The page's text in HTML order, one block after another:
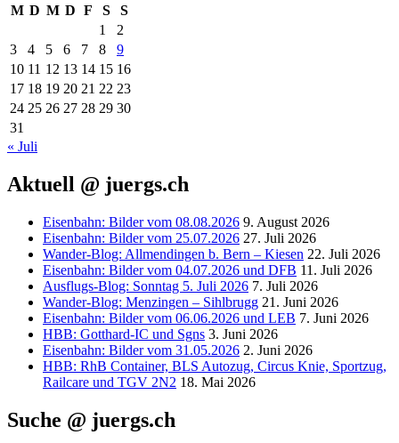
M D M D F S
S
1
2
3
4 5 6 7 8
9
10 11 12 13 14 15 16
17 18 19 20 21 22 23
24 25 26 27 28 29 30
31
« Juli
Aktuell @ juergs.ch
Eisenbahn: Bilder vom 08.08.2026 9. August 2026
Eisenbahn: Bilder vom 25.07.2026 27. Juli 2026
Wander-Blog: Allmendingen b. Bern – Kiesen 22. Juli 2026
Eisenbahn: Bilder vom 04.07.2026 und DFB 11. Juli 2026
Ausflugs-Blog: Sonntag 5. Juli 2026 7. Juli 2026
Wander-Blog: Menzingen – Sihlbrugg 21. Juni 2026
Eisenbahn: Bilder vom 06.06.2026 und LEB 7. Juni 2026
HBB: Gotthard-IC und Sgns 3. Juni 2026
Eisenbahn: Bilder vom 31.05.2026 2. Juni 2026
HBB: RhB Container, BLS Autozug, Circus Knie, Sportzug,
Railcare und TGV 2N2 18. Mai 2026
Suche @ juergs.ch